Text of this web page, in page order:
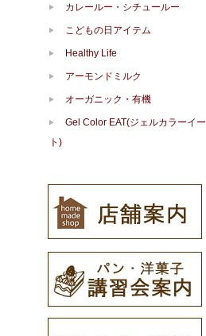
カレールー・シチュールー
こどもの日アイテム
Healthy Life
アーモンドミルク
オーガニック・有機
Gel Color EAT(ジェルカラーイー
ト)